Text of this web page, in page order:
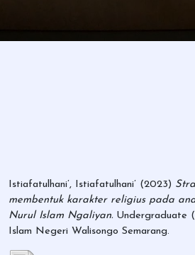
Istiafatulhani’, Istiafatulhani’ (2023)
membentuk karakter religius pada
Nurul Islam Ngaliyan. Undergraduate
Islam Negeri Walisongo Semarang.